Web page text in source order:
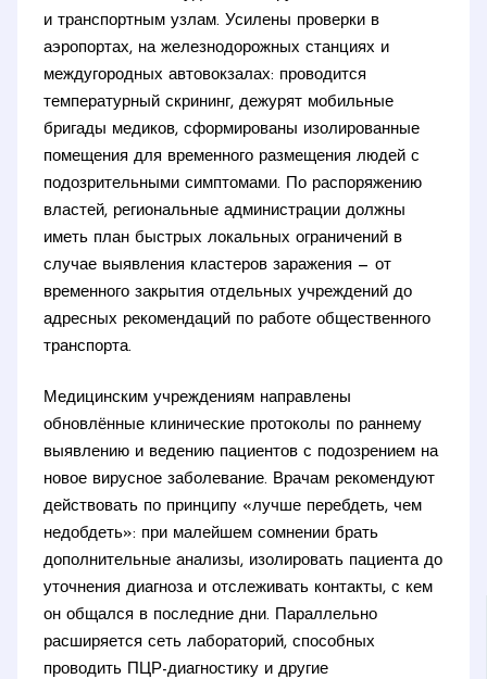
и транспортным узлам. Усилены проверки в
аэропортах, на железнодорожных станциях и
междугородных автовокзалах: проводится
температурный скрининг, дежурят мобильные
бригады медиков, сформированы изолированные
помещения для временного размещения людей с
подозрительными симптомами. По распоряжению
властей, региональные администрации должны
иметь план быстрых локальных ограничений в
случае выявления кластеров заражения — от
временного закрытия отдельных учреждений до
адресных рекомендаций по работе общественного
транспорта.
Медицинским учреждениям направлены
обновлённые клинические протоколы по раннему
выявлению и ведению пациентов с подозрением на
новое вирусное заболевание. Врачам рекомендуют
действовать по принципу «лучше перебдеть, чем
недобдеть»: при малейшем сомнении брать
дополнительные анализы, изолировать пациента до
уточнения диагноза и отслеживать контакты, с кем
он общался в последние дни. Параллельно
расширяется сеть лабораторий, способных
проводить ПЦР-диагностику и другие